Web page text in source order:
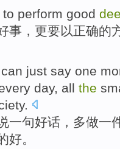
to perform good
事 ，更要以正确的
just say one
day, all the
一句好话，多做一
好。